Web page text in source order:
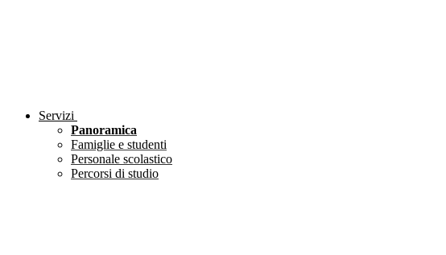
Servizi
Panoramica
Famiglie e studenti
Personale scolastico
Percorsi di studio